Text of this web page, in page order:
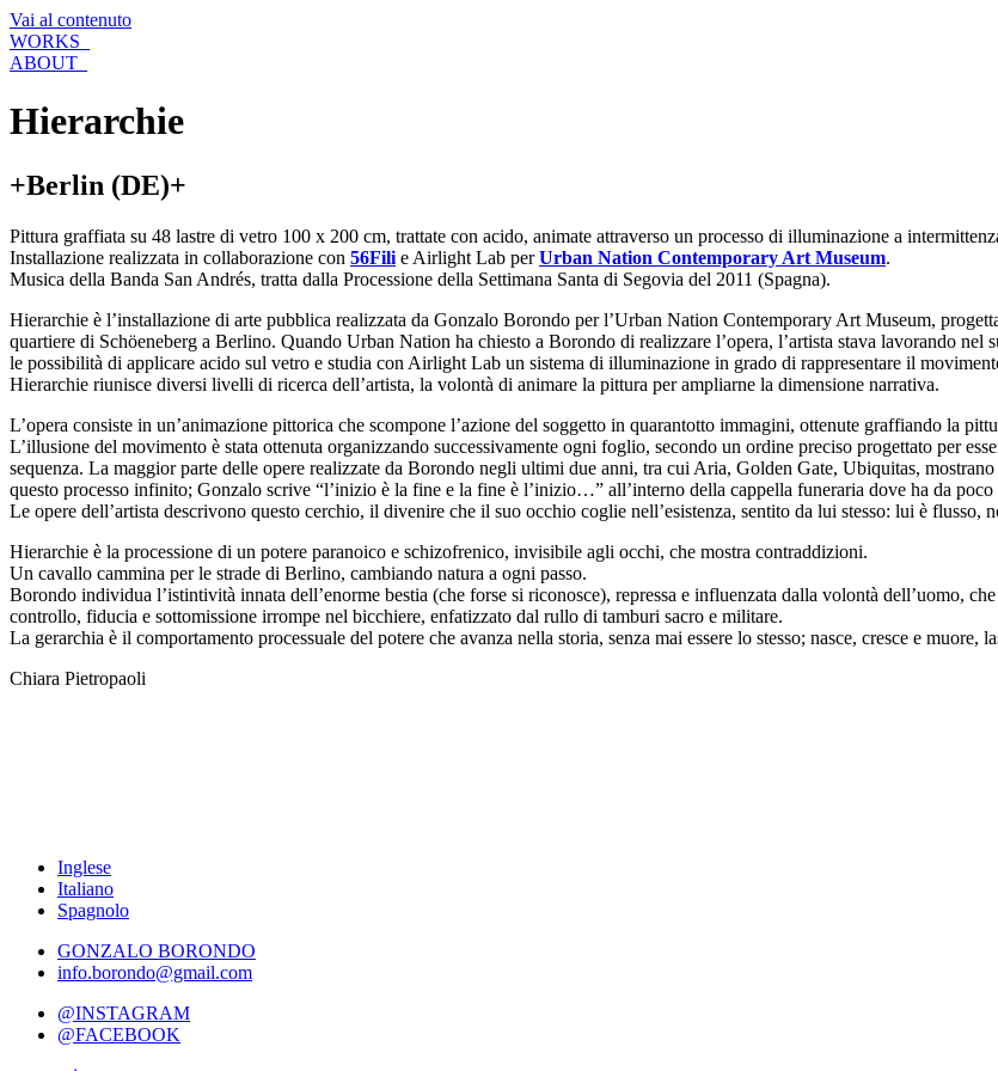
Vai al contenuto
WORKS_
ABOUT_
Hierarchie
+Berlin (DE)+
Pittura graffiata su 48 lastre di vetro 100 x 200 cm, trattate con acido, animate attraverso un processo di illuminazione a
Installazione realizzata in collaborazione con 56Fili e Airlight Lab perUrban Nation Contemporary Art Museum.
Musica della Banda San Andrés, tratta dalla Processione della Settimana Santa di Segovia del 2011 (Spagna).
Hierarchie è l’installazione di arte pubblica realizzata da Gonzalo Borondo per l’Urban Nation Contemporary Art Museum,
quartiere di Schöeneberg a Berlino. Quando Urban Nation ha chiesto a Borondo di realizzare l’opera, l’artista stava lavorando
le possibilità di applicare acido sul vetro e studia con Airlight Lab un sistema di illuminazione in grado di rappresentare il
Hierarchie riunisce diversi livelli di ricerca dell’artista, la volontà di animare la pittura per ampliarne la dimensione narrativa.
L’opera consiste in un’animazione pittorica che scompone l’azione del soggetto in quarantotto immagini, ottenute graffiando la
L’illusione del movimento è stata ottenuta organizzando successivamente ogni foglio, secondo un ordine preciso progettato per
sequenza. La maggior parte delle opere realizzate da Borondo negli ultimi due anni, tra cui Aria, Golden Gate, Ubiquitas,
questo processo infinito; Gonzalo scrive “l’inizio è la fine e la fine è l’inizio…” all’interno della cappella funeraria dove ha da poco
Le opere dell’artista descrivono questo cerchio, il divenire che il suo occhio coglie nell’esistenza, sentito da lui stesso: lui è flusso,
Hierarchie è la processione di un potere paranoico e schizofrenico, invisibile agli occhi, che mostra contraddizioni.
Un cavallo cammina per le strade di Berlino, cambiando natura a ogni passo.
Borondo individua l’istintività innata dell’enorme bestia (che forse si riconosce), repressa e influenzata dalla volontà dell’uomo,
controllo, fiducia e sottomissione irrompe nel bicchiere, enfatizzato dal rullo di tamburi sacro e militare.
La gerarchia è il comportamento processuale del potere che avanza nella storia, senza mai essere lo stesso; nasce, cresce e muore,
Chiara Pietropaoli
Inglese
Italiano
Spagnolo
GONZALO BORONDO
info.borondo@gmail.com
@INSTAGRAM
@FACEBOOK